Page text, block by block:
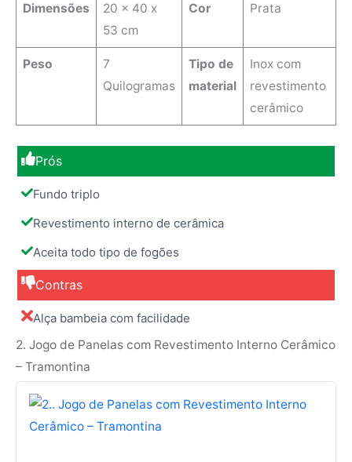
Dimensões
‎20 x 40 x
53 cm
Cor Prata
Peso
7
Quilogramas
Tipo de
material
Inox com
revestimento
cerâmico
Prós
Fundo triplo
Revestimento interno de cerâmica
Aceita todo tipo de fogões
Contras
Alça bambeia com facilidade
2. Jogo de Panelas com Revestimento Interno Cerâmico
– Tramontina